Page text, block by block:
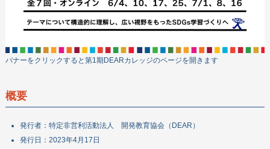
機関誌
政策提言
お問い合わせ
バナーをクリックすると第1期DEARカレッジのページを開きます
概要
発行者：特定非営利活動法人 開発教育協会（DEAR）
発行日：2023年4月17日